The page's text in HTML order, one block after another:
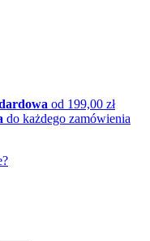
od 199,00 zł
do każdego zamówienia